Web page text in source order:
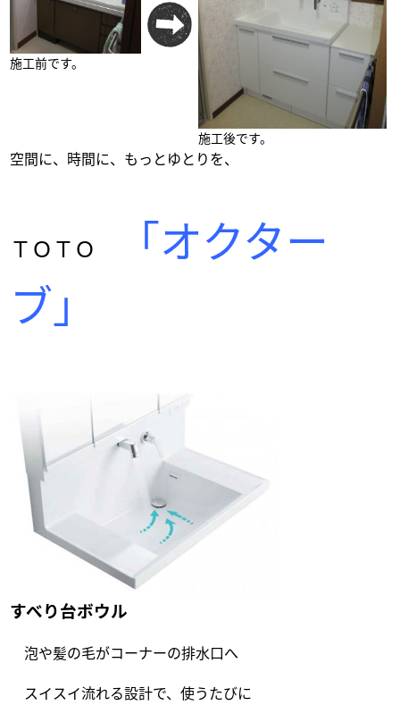
施工前です。
施工後です。
空間に、時間に、もっとゆとりを、
ＴＯＴＯ
「オクター
ブ」
すべり台ボウル
泡や髪の毛がコーナーの排水口へ
スイスイ流れる設計で、使うたびに